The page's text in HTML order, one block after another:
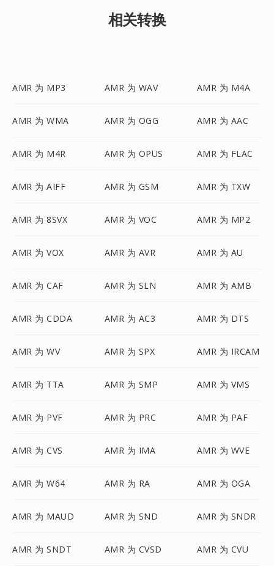
相关转换
AMR 为 MP3 AMR 为 WAV AMR 为 M4A
AMR 为 WMA AMR 为 OGG AMR 为 AAC
AMR 为 M4R AMR 为 OPUS AMR 为 FLAC
AMR 为 AIFF AMR 为 GSM AMR 为 TXW
AMR 为 8SVX AMR 为 VOC AMR 为 MP2
AMR 为 VOX AMR 为 AVR AMR 为 AU
AMR 为 CAF AMR 为 SLN AMR 为 AMB
AMR 为 CDDA AMR 为 AC3 AMR 为 DTS
AMR 为 WV AMR 为 SPX AMR 为 IRCAM
AMR 为 TTA AMR 为 SMP AMR 为 VMS
AMR 为 PVF AMR 为 PRC AMR 为 PAF
AMR 为 CVS AMR 为 IMA AMR 为 WVE
AMR 为 W64 AMR 为 RA AMR 为 OGA
AMR 为 MAUD AMR 为 SND AMR 为 SNDR
AMR 为 SNDT AMR 为 CVSD AMR 为 CVU